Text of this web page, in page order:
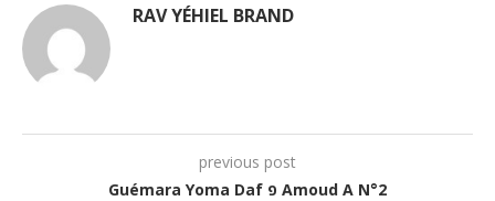
RAV YÉHIEL BRAND
previous post
Guémara Yoma Daf פ Amoud A N°2